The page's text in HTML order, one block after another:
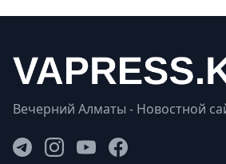
Вечерний Алматы - Новостной